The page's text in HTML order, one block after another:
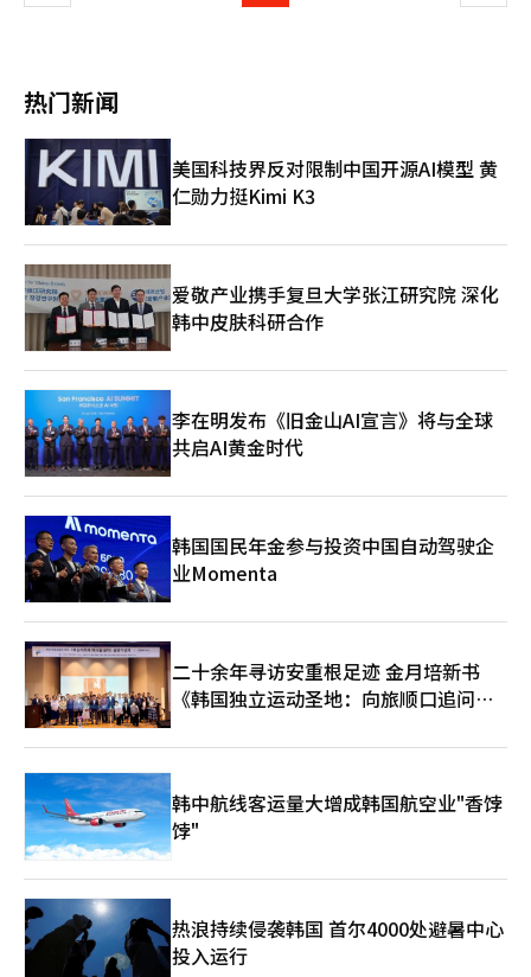
不仅提升了门票销售，还带动了当地的住宿、航空、餐饮、交通和
周边商品消费。 墨西哥的演出也开始显现经济效益。HYBE估计，
BTS自7日起在墨西哥进行的3场演出将带来约1亿750万美元的经
济效益。当地报道也提到，墨西哥城演出期间，旅游和商业区的销
售额预计将大幅增长。 BTS经济学的核心在于粉丝的流动性。大型
粉丝群体的消费不仅限于演出场馆内。演出前后，机票、酒店、餐
饮、地方旅游和周边商品的购买也随之而来。城市将演出视为文化
活动和旅游事件，策划方则结合场馆外的体验内容，拓宽消费接触
点。 HYBE一直以来运营的“城市”模式也与这一趋势相吻合。在
演出举办城市各地设置快闪店、展览、餐饮联动活动等，扩展粉丝
体验的模式正在实施。与BTS世界巡演相关的“城市阿里郎”活动
也将在拉斯维加斯进行，因此演出经济效益有望超越门票销售，扩
展到城市层面的消费。 然而，巡演收益的预期可能会因实际票务
济效益的估算也会因直接销售和旅游溢出效应的包含程度而有很大
差异。要使BTS经济学成为与泰勒经济学相媲美的全球案例，不仅
需要演出的成功，还需要确认各城市的消费数据和长期的旅游流入
效应。 HYBE相关人士表示：“BTS的世界巡演不仅仅是一次演
出，而是粉丝与城市共同参与的全球文化事件，正在创造音乐与演
出旅游结合的新经济效益。”※ 本报道经人工智能（AI）系统翻译
与编辑。
热门新闻
美国科技界反对限制中国开源AI模型 黄
仁勋力挺Kimi K3
爱敬产业携手复旦大学张江研究院 深化
韩中皮肤科研合作
李在明发布《旧金山AI宣言》将与全球
共启AI黄金时代
韩国国民年金参与投资中国自动驾驶企
业Momenta
二十余年寻访安重根足迹 金月培新书
《韩国独立运动圣地：向旅顺口追问历
韩中航线客运量大增成韩国航空业"香饽
饽"
热浪持续侵袭韩国 首尔4000处避暑中心
投入运行